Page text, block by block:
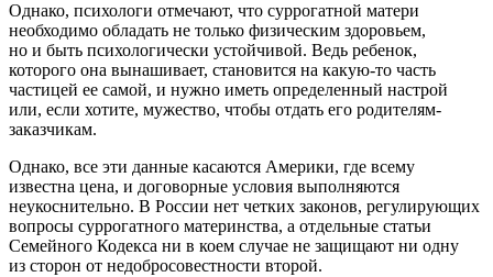
Однако, психологи отмечают, что суррогатной матери
необходимо обладать не только физическим здоровьем,
но и быть психологически устойчивой. Ведь ребенок,
которого она вынашивает, становится на какую-то часть
частицей ее самой, и нужно иметь определенный настрой
или, если хотите, мужество, чтобы отдать его родителям-
заказчикам.
Однако, все эти данные касаются Америки, где всему
известна цена, и договорные условия выполняются
неукоснительно. В России нет четких законов, регулирующих
вопросы суррогатного материнства, а отдельные статьи
Семейного Кодекса ни в коем случае не защищают ни одну
из сторон от недобросовестности второй.